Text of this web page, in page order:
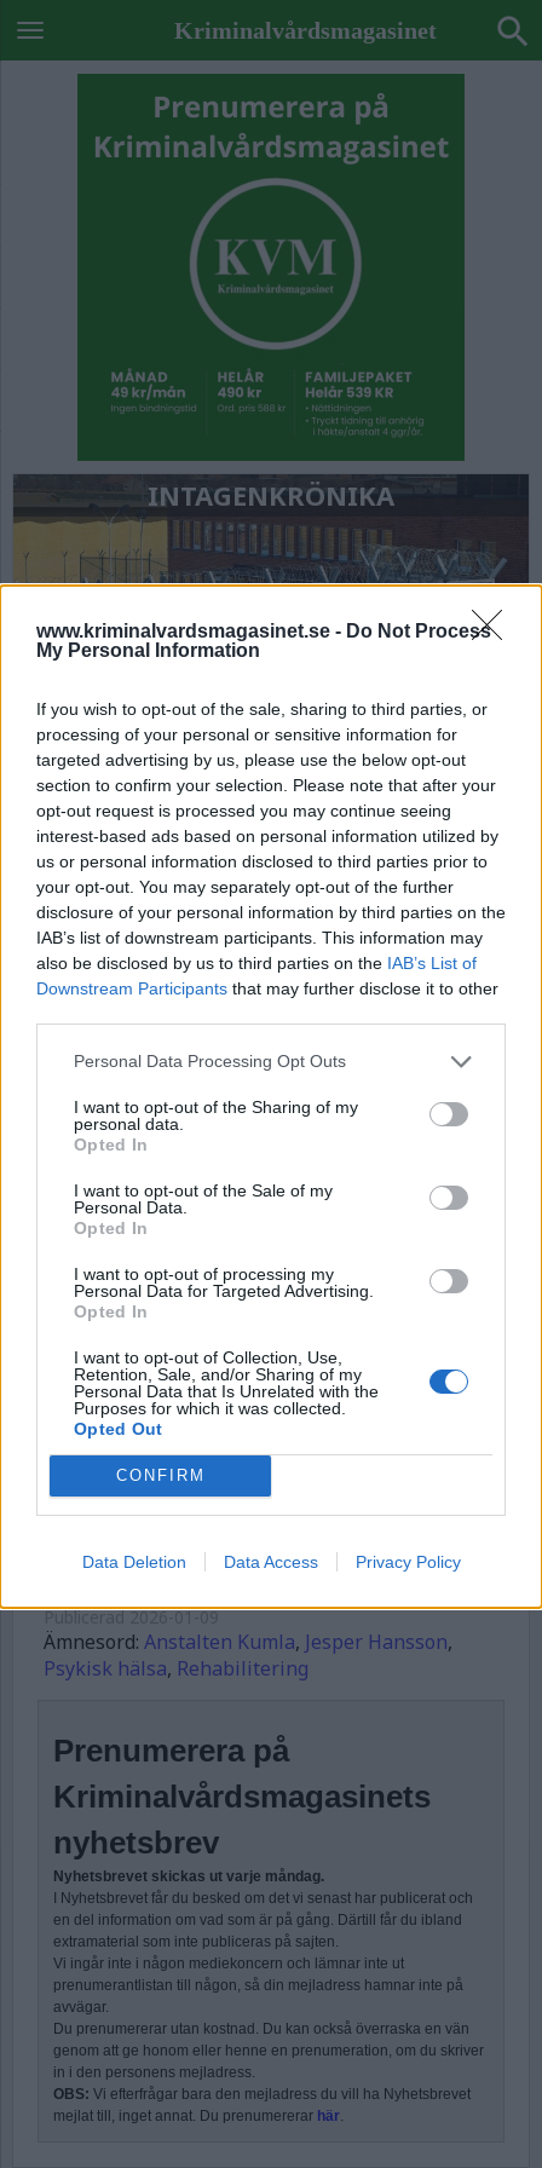
www.kriminalvardsmagasinet.se - Do Not Process
My Personal Information
If you wish to opt-out of the sale, sharing to third parties, or
processing of your personal or sensitive information for
targeted advertising by us, please use the below opt-out
section to confirm your selection. Please note that after your
opt-out request is processed you may continue seeing
interest-based ads based on personal information utilized by
us or personal information disclosed to third parties prior to
your opt-out. You may separately opt-out of the further
disclosure of your personal information by third parties on the
IAB’s list of downstream participants. This information may
also be disclosed by us to third parties on the IAB’s List of
Downstream Participants that may further disclose it to other
Personal Data Processing Opt Outs
I want to opt-out of the Sharing of my
personal data.
Opted In
I want to opt-out of the Sale of my
Personal Data.
Opted In
I want to opt-out of processing my
Personal Data for Targeted Advertising.
Opted In
I want to opt-out of Collection, Use,
Retention, Sale, and/or Sharing of my
Personal Data that Is Unrelated with the
Purposes for which it was collected.
Opted Out
CONFIRM
Data Deletion Data Access Privacy Policy
Kriminalvårdsmagasinet
INTAGENKRÖNIKA
Anstalten Kumla. Foto: Kriminalvården.
”Hur ska vi kunna
rehabiliteras?”
Publicerad 2026-01-09
Jag kan absolut inte tala för alla på klass 1
anstalter, men för dom som är i samma
situation som mig, så vill jag lyfta ett stort
tanke på det dödsfall som inträffade för inte
alls längesedan på Kumla.
Börja prenumerera för att läsa detta innehåll.
Username or E-mail
Password
Remember Me
Forgot Password
Stöd Kriminalvårdsmagasinets bevakning av Kriminalvården
Publicerad2026-01-09
Ämnesord: Anstalten Kumla, Jesper Hansson,
Psykisk hälsa, Rehabilitering
Prenumerera på
Kriminalvårdsmagasinets
nyhetsbrev
Nyhetsbrevet skickas ut varje måndag.
I Nyhetsbrevet får du besked om det vi senast har publicerat och
en del information om vad som är på gång. Därtill får du ibland
extramaterial som inte publiceras på sajten.
Vi ingår inte i någon mediekoncern och lämnar inte ut
prenumerantlistan till någon, så din mejladress hamnar inte på
avvägar.
Du prenumererar utan kostnad. Du kan också överraska en vän
genom att ge honom eller henne en prenumeration, om du skriver
in i den personens mejladress.
OBS: Vi efterfrågar bara den mejladress du vill ha Nyhetsbrevet
mejlat till, inget annat. Du prenumererar här